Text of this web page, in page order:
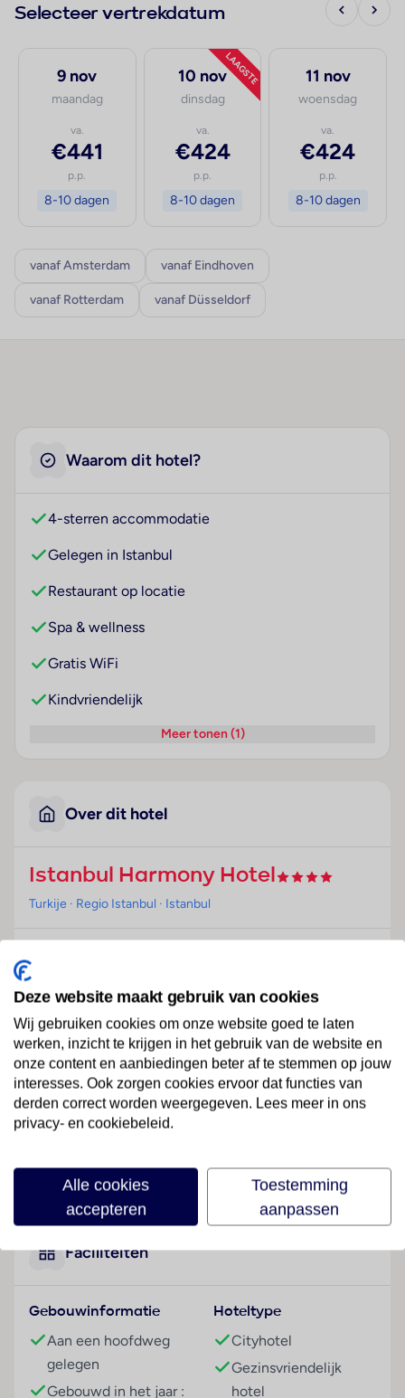
Selecteer vertrekdatum
9 nov
maandag
va.
€441
p.p.
8-10 dagen
LAAGSTE
10 nov
dinsdag
va.
€424
p.p.
8-10 dagen
11 nov
woensdag
va.
€424
p.p.
8-10 dagen
vanaf Amsterdam vanaf Eindhoven
vanaf Rotterdam vanaf Düsseldorf
Waarom dit hotel?
4-sterren accommodatie
Gelegen in Istanbul
Restaurant op locatie
Spa & wellness
Gratis WiFi
Kindvriendelijk
Meer tonen (1)
Over dit hotel
Istanbul Harmony Hotel
Turkije · Regio Istanbul · Istanbul
Dit hotel is gelegen in de oude binnenstad, op slechts
enkele minuten wandelen van de beroemde
toeristische attracties als de Blauwe Moskee, de
Hagia Sofia en het Topkapi Paleis. Aansluitingen op
het openbaar vervoer zijn in een straal van 1 km om
het hotel te vinden en de gasten vinden restaurants,
bars, het toeristisch centrum op 500 meter afstand in
Sultanahmet. Het is 1,5 km naar de kruidenbazaar, 3
Bazaar. De luchthaven Atatürk ligt op 17 km afstand.
Hotelfaciliteiten
In een 3 verdiepingen tellend hoofdgebouw en een
bijgebouw staan de gasten 14 niet-rokerskamers, 2
ontvangsthal met een 24-uurs receptie. Engels- en
Duitstalig personeel helpt bij het in- en uitchecken.
Tot de faciliteiten van het hotel behoren een
bagagedepot, een kluis, een wisselkantoor en een
Lees meer
Faciliteiten
Gebouwinformatie
Aan een hoofdweg
gelegen
Gebouwd in het jaar :
Hoteltype
Cityhotel
Gezinsvriendelijk
hotel
Deze website maakt gebruik van cookies
Wij gebruiken cookies om onze website goed te laten
werken, inzicht te krijgen in het gebruik van de website en
onze content en aanbiedingen beter af te stemmen op jouw
interesses. Ook zorgen cookies ervoor dat functies van
derden correct worden weergegeven. Lees meer in ons
privacy- en cookiebeleid.
Alle cookies
accepteren
Toestemming
aanpassen